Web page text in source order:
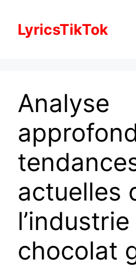
contentLyricsTikTok
Analyse
actuelles
chocolat